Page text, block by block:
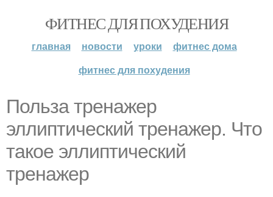
ФИТНЕС ДЛЯ ПОХУДЕНИЯ
главная новости уроки
фитнес дома
фитнес для похудения
Польза тренажер
эллиптический тренажер. Что
такое эллиптический
тренажер